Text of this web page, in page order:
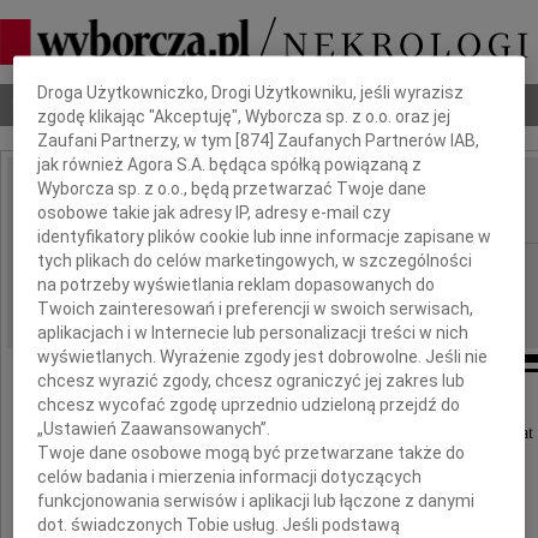
Nekrologi Odeszli Poradnik pogrzebowy
IMIĘ I NAZWISKO: Jarosław Badulski
REGION: Warszawa
DATA EMISJI: 27.04.2010
Z głębokim smutkiem zawiadamiamy,
że 22 kwietnia 2010 roku zmarł w wieku 49 lat
Dbamy o Twoją prywatność
Droga Użytkowniczko, Drogi Użytkowniku, jeśli wyrazisz
zgodę klikając "Akceptuję", Wyborcza sp. z o.o. oraz jej
Zaufani Partnerzy, w tym [874 ] Zaufanych Partnerów IAB,
jak również Agora S.A. będąca spółką powiązaną z
Wyborcza sp. z o.o., będą przetwarzać Twoje dane
osobowe takie jak adresy IP, adresy e-mail czy
identyfikatory plików cookie lub inne informacje zapisane w
tych plikach do celów marketingowych, w szczególności
na potrzeby wyświetlania reklam dopasowanych do
Twoich zainteresowań i preferencji w swoich serwisach,
aplikacjach i w Internecie lub personalizacji treści w nich
wyświetlanych. Wyrażenie zgody jest dobrowolne. Jeśli nie
chcesz wyrazić zgody, chcesz ograniczyć jej zakres lub
chcesz wycofać zgodę uprzednio udzieloną przejdź do
„Ustawień Zaawansowanych”.
Twoje dane osobowe mogą być przetwarzane także do
celów badania i mierzenia informacji dotyczących
funkcjonowania serwisów i aplikacji lub łączone z danymi
dot. świadczonych Tobie usług. Jeśli podstawą